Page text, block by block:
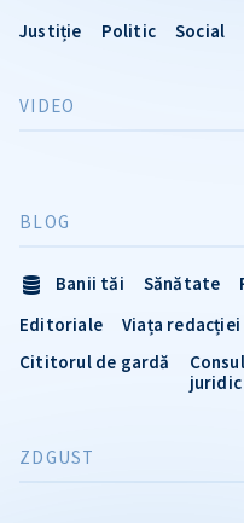
Justiție Politic Social
VIDEO
BLOG
Banii tăi Sănătate
Editoriale
Viața redacției
Cititorul de gardă
juridic
ZDGUST